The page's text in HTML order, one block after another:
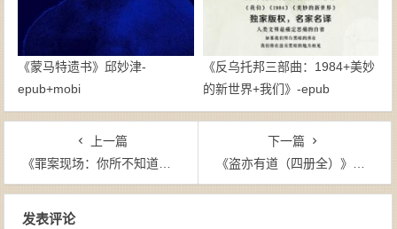
《蒙马特遗书》邱妙津-
epub+mobi
《反乌托邦三部曲：1984+美妙
的新世界+我们》-epub
上一篇
《罪案现场：你所不知道的刑侦(全三册)》徐龙震（作者）-epub+mobi
下一篇
《盗亦有道（四册全）》何许人（作者）-epub+mobi
发表评论